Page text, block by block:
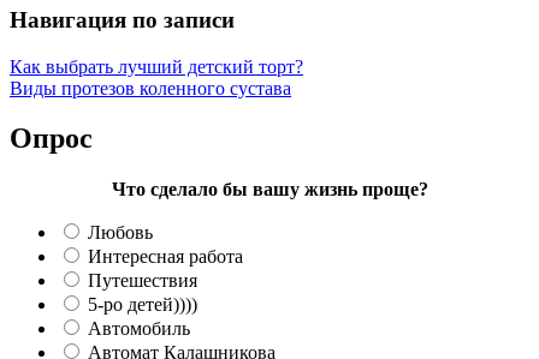
Навигация по записи
Как выбрать лучший детский торт?
Виды протезов коленного сустава
Опрос
Что сделало бы вашу жизнь проще?
Любовь
Интересная работа
Путешествия
5-ро детей))))
Автомобиль
Автомат Калашникова